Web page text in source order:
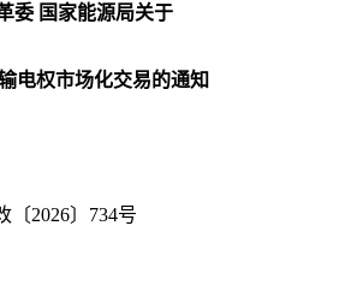
委 国家能源局关于
电权市场化交易的通知
〔2026〕734号